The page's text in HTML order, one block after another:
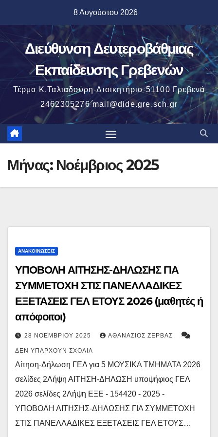
περιεχόμενο
8 Αυγούστου 2026
Διεύθυνση Δευτεροβάθμιας
Εκπαίδευσης Γρεβενών
Τέρμα Κ.Ταλιαδούρη-Διοικητήριο-51100 Γρεβενά
2462305276 mail@dide.gre.sch.gr
Μήνας: Νοέμβριος 2025
ΑΝΑΚΟΙΝΏΣΕΙΣ
ΥΠΟΒΟΛΗ ΑΙΤΗΣΗΣ-ΔΗΛΩΣΗΣ ΓΙΑ
ΣΥΜΜΕΤΟΧΗ ΣΤΙΣ ΠΑΝΕΛΛΑΔΙΚΕΣ
ΕΞΕΤΑΣΕΙΣ ΓΕΛ ΕΤΟΥΣ 2026 (μαθητές ή
απόφοιτοι)
28 ΝΟΕΜΒΡΊΟΥ 2025 ΑΘΑΝΆΣΙΟΣ ΖΈΡΒΑΣ
ΔΕΝ ΥΠΆΡΧΟΥΝ ΣΧΌΛΙΑ
Αίτηση-Δήλωση ΓΕΛ για 5 ΜΟΥΣΙΚΑ ΤΜΗΜΑΤΑ 2026
σελίδες 2Λήψη ΑΙΤΗΣΗ-ΔΗΛΩΣΗ υποψήφιος ΓΕΛ
2026 σελίδες 2Λήψη ΕΞΕ - 154420 - 2025 -
ΥΠΟΒΟΛΗ ΑΙΤΗΣΗΣ-ΔΗΛΩΣΗΣ ΓΙΑ ΣΥΜΜΕΤΟΧΗ
ΣΤΙΣ ΠΑΝΕΛΛΑΔΙΚΕΣ ΕΞΕΤΑΣΕΙΣ ΓΕΛ ΕΤΟΥΣ…